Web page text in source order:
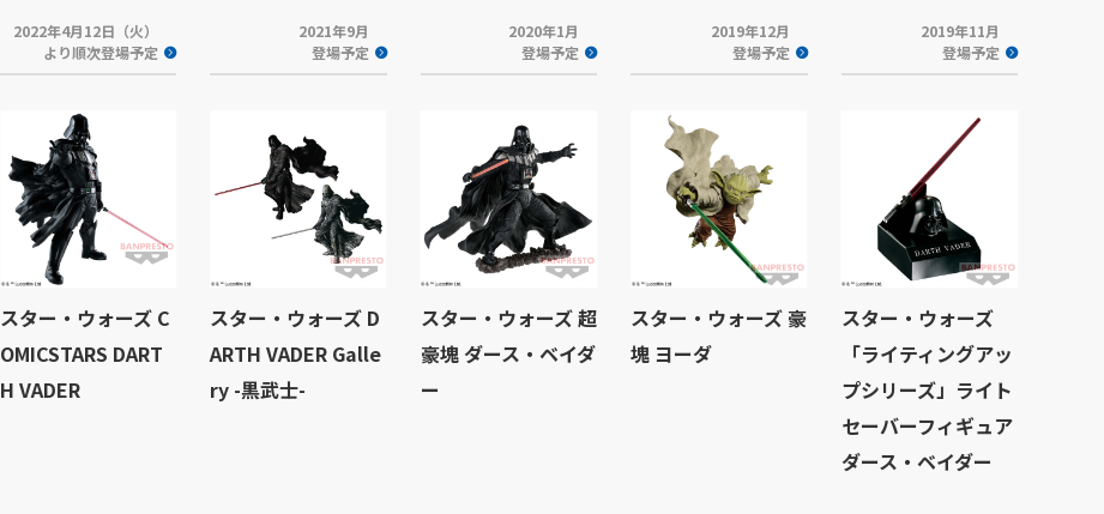
2022年4月12日（火）
より順次登場予定
2021年9月
登場予定
2020年1月
登場予定
2019年12月
登場予定
2019年11月
登場予定
スター・ウォーズ C
OMICSTARS DART
H VADER
スター・ウォーズ D
ARTH VADER Galle
ry -黒武士-
スター・ウォーズ 超
豪塊 ダース・ベイダ
ー
スター・ウォーズ 豪
塊 ヨーダ
スター・ウォーズ
「ライティングアッ
プシリーズ」ライト
セーバーフィギュア
ダース・ベイダー